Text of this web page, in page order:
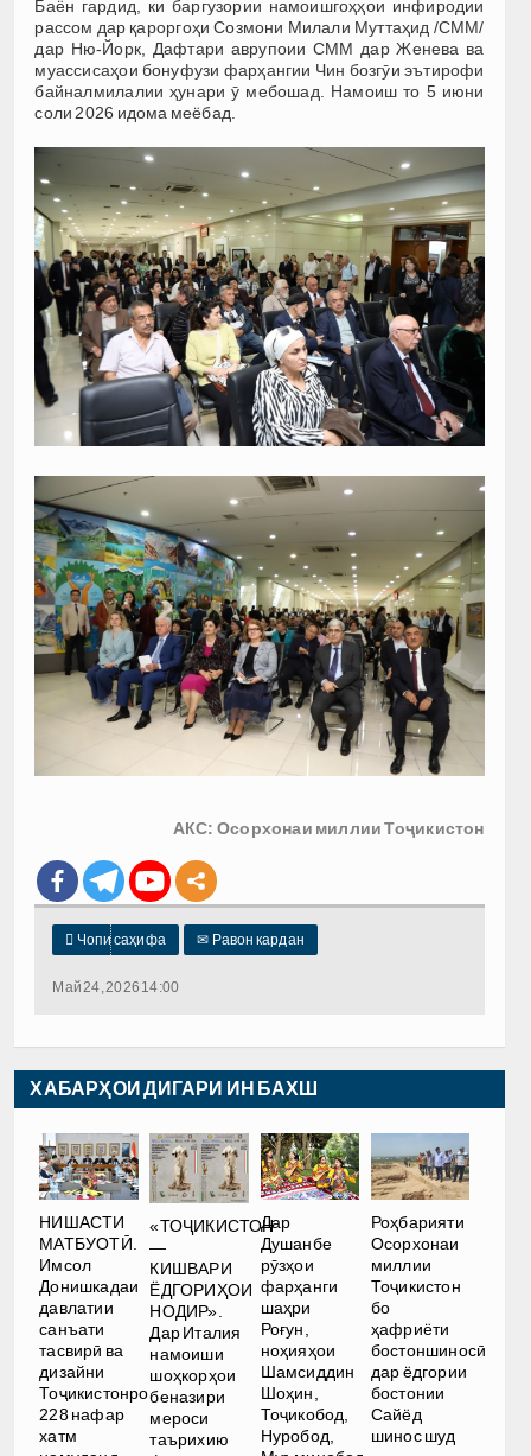
Баён гардид, ки баргузории намоишгоҳҳои инфиродии
рассом дар қароргоҳи Созмони Милали Муттаҳид /СММ/
дар Ню-Йорк, Дафтари аврупоии СММ дар Женева ва
муассисаҳои бонуфузи фарҳангии Чин бозгӯи эътирофи
байналмилалии ҳунари ӯ мебошад. Намоиш то 5 июни
соли 2026 идома меёбад.
АКС: Осорхонаи миллии Тоҷикистон
 Чопи саҳифа ✉ Равон кардан
Май 24, 2026 14:00
ХАБАРҲОИ ДИГАРИ ИН БАХШ
НИШАСТИ
МАТБУОТӢ.
Имсол
Донишкадаи
давлатии
санъати
тасвирӣ ва
дизайни
Тоҷикистонро
228 нафар
хатм
«ТОҶИКИСТОН
—
КИШВАРИ
ЁДГОРИҲОИ
НОДИР».
Дар Италия
намоиши
шоҳкорҳои
беназири
мероси
таърихию
Дар
Душанбе
рӯзҳои
фарҳанги
шаҳри
Роғун,
ноҳияҳои
Шамсиддин
Шоҳин,
Тоҷикобод,
Нуробод,
Роҳбарияти
Осорхонаи
миллии
Тоҷикистон
бо
ҳафриёти
бостоншиносӣ
дар ёдгории
бостонии
Сайёд
шинос шуд